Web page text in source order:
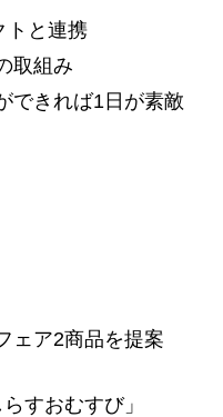
トと連携
取組み
できれば1日が素敵
ェア2商品を提案
すおむすび」